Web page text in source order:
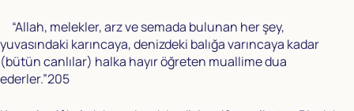
“Allah, melekler, arz ve semada bulunan her şey,
yuvasındaki karıncaya, denizdeki balığa varıncaya kadar
(bütün canlılar) halka hayır öğreten muallime dua
ederler.”205